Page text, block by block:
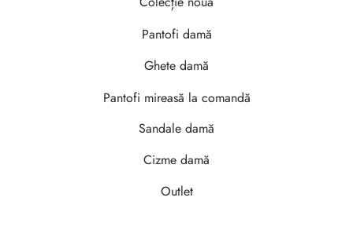
Pantofi damă
Ghete damă
Pantofi mireasă la comandă
Sandale damă
Cizme damă
Outlet